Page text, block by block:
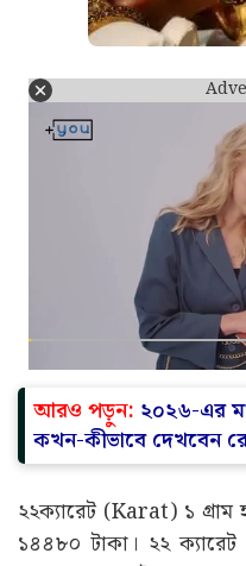
আরও পড়ুন: ২০২৬-এর
কখন-কীভাবে দেখবেন
২২ক্যারেট (Karat) ১
১৪৪৮০ টাকা। ২২